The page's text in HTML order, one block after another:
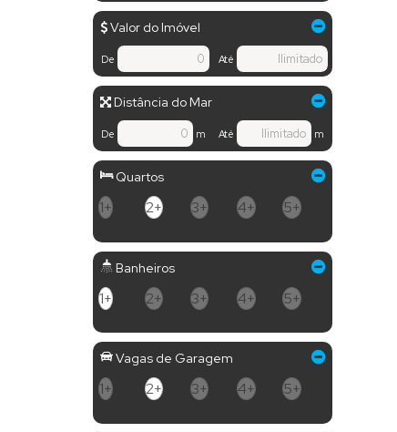
Valor do Imóvel
De Até
Distância do Mar
De m Até m
Quartos
1+ 2+ 3+ 4+ 5+
Banheiros
1+ 2+ 3+ 4+ 5+
Vagas de Garagem
1+ 2+ 3+ 4+ 5+